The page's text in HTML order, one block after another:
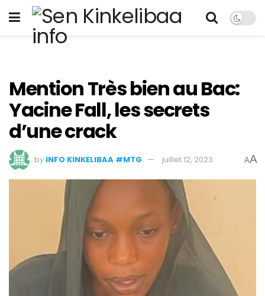
Mention Très bien au Bac:
Yacine Fall, les secrets
d’une crack
by INFO KINKELIBAA #MTG juillet 12, 2023 AA